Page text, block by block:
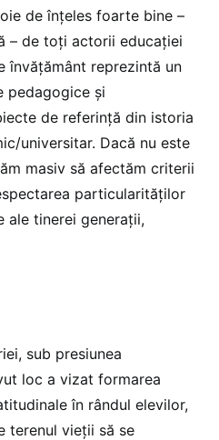
de înțeles foarte bine –
– de toți actorii educației
învățământ reprezintă un
pedagogice și
de referință din istoria
universitar. Dacă nu este
masiv să afectăm criterii
particularităților
ale tinerei generații,
sub presiunea
loc a vizat formarea
în rândul elevilor,
terenul vieții să se